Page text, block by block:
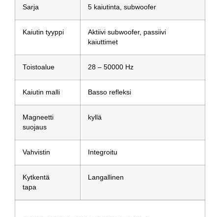
Sarja 5 kaiutinta, subwoofer
Kaiutin tyyppi
Aktiivi subwoofer, passiivi
kaiuttimet
Toistoalue 28 – 50000 Hz
Kaiutin malli Basso refleksi
Magneetti
suojaus
kyllä
Vahvistin Integroitu
Kytkentä
tapa
Langallinen